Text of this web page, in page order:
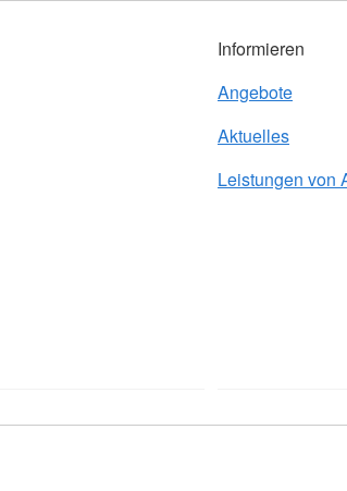
Informieren
Angebote
Aktuelles
Leistungen von